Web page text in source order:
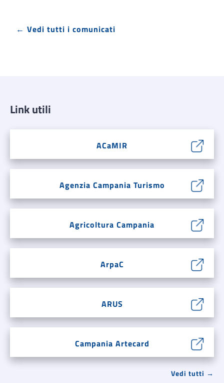
← Vedi tutti i comunicati
Link utili
ACaMIR
Agenzia Campania Turismo
Agricoltura Campania
ArpaC
ARUS
Campania Artecard
Vedi tutti →